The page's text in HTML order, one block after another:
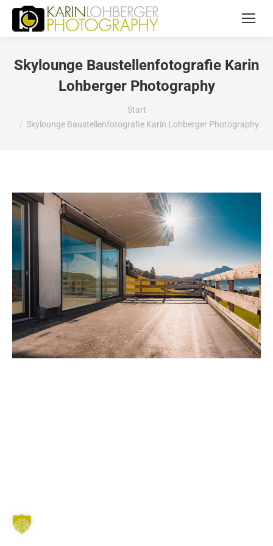
Skylounge Baustellenfotografie Karin
Lohberger Photography
Start
Skylounge Baustellenfotografie Karin Lohberger Photography